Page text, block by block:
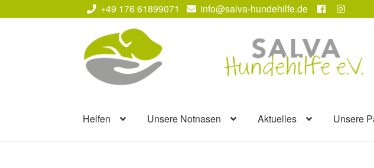
+49 176 61899071 info@salva-hundehilfe.de
Navigation
springen
Zum
Inhalt
springen
Helfen Unsere Notnasen Aktuelles Unsere